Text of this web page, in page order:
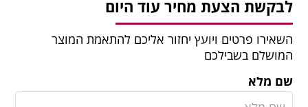
לבקשת הצעת מחיר עוד היום
השאירו פרטים ויועץ יחזור אליכם להתאמת המוצר
המושלם בשבילכם
שם מלא